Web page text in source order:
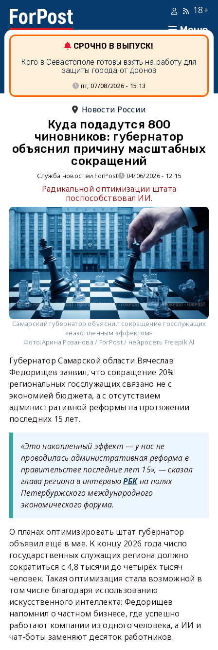
Меню
18+
СРОЧНО В ВЫПУСК!
Кого в Севастополе готовы взять на работу для
защиты города от дронов
пт, 07/08/2026 - 15:13
Новости России
Куда подадутся 800
чиновников: губернатор
объяснил причину масштабных
сокращений
Служба новостей ForPost 04/06/2026 - 12:15
Радикальной оптимизации штата
поспособствовал ИИ.
Самарский губернатор объяснил сокращение госслужащих
«накопленным эффектом»
Фото:Арина Розанова / ForPost / нейросеть Freepik Al
Губернатор Самарской области Вячеслав
Федорищев заявил, что сокращение 20%
региональных госслужащих связано не с
экономией бюджета, а с отсутствием
административной реформы на протяжении
последних 15 лет.
«Это накопленный эффект — у нас не
проводилась административная реформа в
правительстве последние лет 15», — сказал
глава региона в интервьюРБКна полях
Петербуржского международного
экономического форума.
О планах оптимизировать штат губернатор
объявил ещё в мае. К концу 2026 года число
государственных служащих региона должно
сократиться с 4,8 тысячи до четырёх тысяч
человек. Такая оптимизация стала возможной в
том числе благодаря использованию
искусственного интеллекта: Федорищев
напомнил о частном бизнесе, где успешно
работают компании из одного человека, а ИИ и
чат-боты заменяют десяток работников.